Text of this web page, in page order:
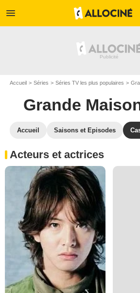
menu
Accueil Séries Séries TV les plus populaires
Grande
Accueil Saisons et Episodes
Acteurs et actrices